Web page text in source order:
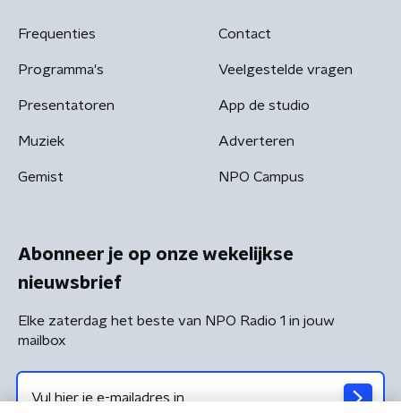
Frequenties
Programma's
Presentatoren
Muziek
Gemist
Contact
Veelgestelde vragen
App de studio
Adverteren
NPO Campus
Abonneer je op onze wekelijkse
nieuwsbrief
Elke zaterdag het beste van NPO Radio 1 in jouw
mailbox